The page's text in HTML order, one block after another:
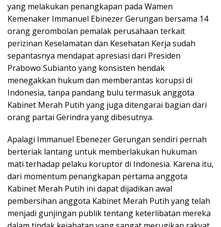
yang melakukan penangkapan pada Wamen
Kemenaker Immanuel Ebinezer Gerungan bersama 14
orang gerombolan pemalak perusahaan terkait
perizinan Keselamatan dan Kesehatan Kerja sudah
sepantasnya mendapat apresiasi dari Presiden
Prabowo Subianto yang konsisten hendak
menegakkan hukum dan memberantas korupsi di
Indonesia, tanpa pandang bulu termasuk anggota
Kabinet Merah Putih yang juga ditengarai bagian dari
orang partai Gerindra yang dibesutnya.
Apalagi Immanuel Ebenezer Gerungan sendiri pernah
berteriak lantang untuk memberlakukan hukuman
mati terhadap pelaku koruptor di Indonesia. Karena itu,
dari momentum penangkapan pertama anggota
Kabinet Merah Putih ini dapat dijadikan awal
pembersihan anggota Kabinet Merah Putih yang telah
menjadi gunjingan publik tentang keterlibatan mereka